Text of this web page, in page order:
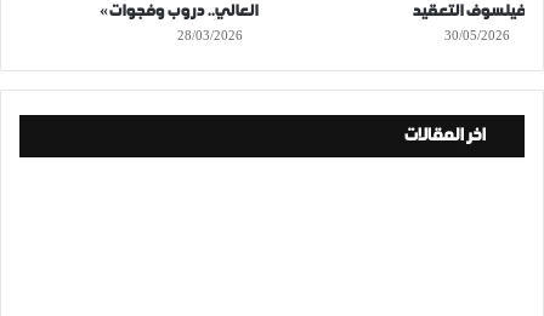
فيلسوف التعقيد
30/05/2026
العالي.. دروب وفجوات»
28/03/2026
اخر المقالات